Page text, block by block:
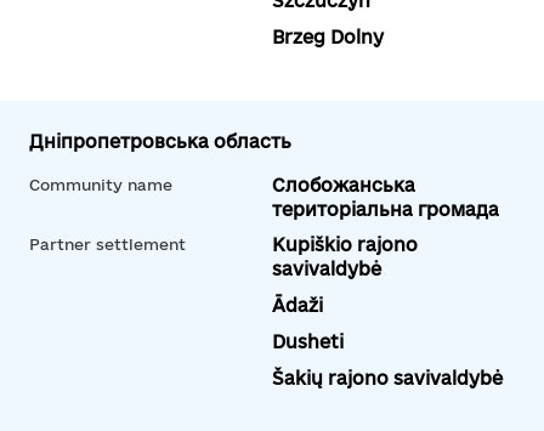
Brzeg Dolny
Дніпропетровська область
Community name
Слобожанська
територіальна громада
Partner settlement
Kupiškio rajono
savivaldybė
Ādaži
Dusheti
Šakių rajono savivaldybė